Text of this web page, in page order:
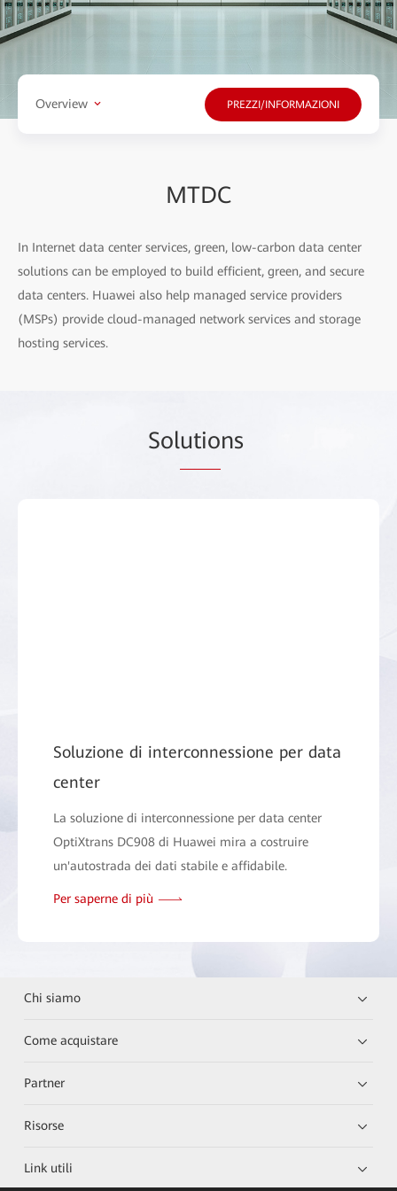
Overview PREZZI/INFORMAZIONI
MTDC
In Internet data center services, green, low-carbon data center
solutions can be employed to build efficient, green, and secure
data centers. Huawei also help managed service providers
(MSPs) provide cloud-managed network services and storage
hosting services.
Solutions
Soluzione di interconnessione per data
center
La soluzione di interconnessione per data center
OptiXtrans DC908 di Huawei mira a costruire
un'autostrada dei dati stabile e affidabile.
Per saperne di più
Chi siamo
Come acquistare
Partner
Risorse
Link utili